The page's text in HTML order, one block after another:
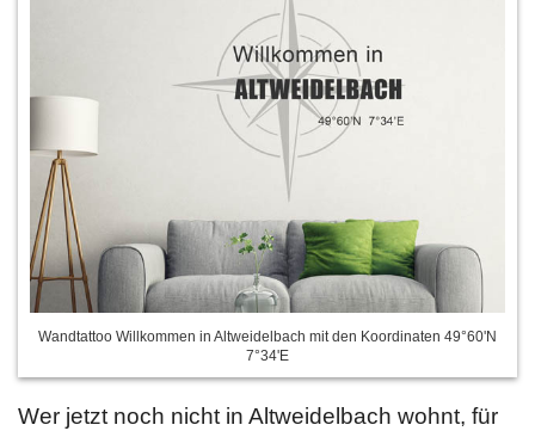
Wandtattoo Willkommen in Altweidelbach mit den Koordinaten 49°60'N
7°34'E
Wer jetzt noch nicht in Altweidelbach wohnt, für